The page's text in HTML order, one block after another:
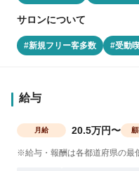
サロンについて
#新規フリー客多数 #受動
給与
月給 20.5万円〜
※給与・報酬は各都道府県の最